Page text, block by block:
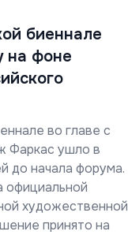
биеннале
на фоне
во главе с
Фаркас ушло в
до начала форума.
официальной
художественной
принято на